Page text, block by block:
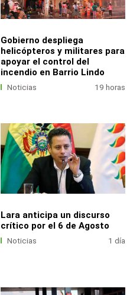
Gobierno despliega
helicópteros y militares para
apoyar el control del
incendio en Barrio Lindo
Noticias 19 horas
Lara anticipa un discurso
crítico por el 6 de Agosto
Noticias 1 día